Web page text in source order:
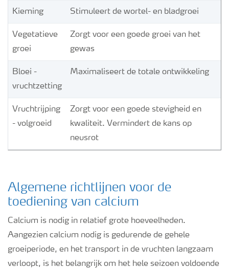
Kieming Stimuleert de wortel- en bladgroei
Vegetatieve
groei
Zorgt voor een goede groei van het
gewas
Bloei -
vruchtzetting
Maximaliseert de totale ontwikkeling
Vruchtrijping
- volgroeid
Zorgt voor een goede stevigheid en
kwaliteit. Vermindert de kans op
neusrot
Algemene richtlijnen voor de
toediening van calcium
Calcium is nodig in relatief grote hoeveelheden.
Aangezien calcium nodig is gedurende de gehele
groeiperiode, en het transport in de vruchten langzaam
verloopt, is het belangrijk om het hele seizoen voldoende